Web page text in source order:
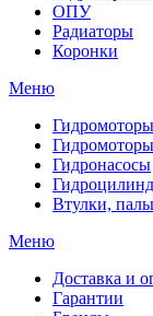
ОПУ
Радиаторы
Коронки
Меню
Гидронасосы
Втулки,
Меню
Доставка и
Гарантии